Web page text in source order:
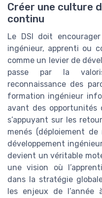
Créer une culture
continu
Le DSI doit
ingénieur, apprenti ou
comme un levier de
passe par la
reconnaissance des
formation ingénieur
avant des opportunités
s’appuyant sur les
menés (déploiement de
développement
devient un véritable
une vision où
dans la stratégie
les enjeux de